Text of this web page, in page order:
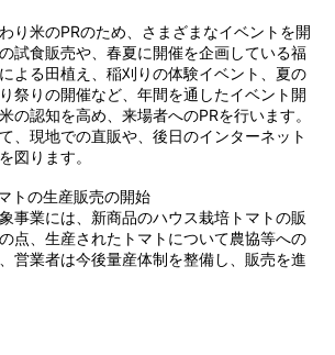
り米のPRのため、さまざまなイベントを開
試食販売や、春夏に開催を企画している福
よる田植え、稲刈りの体験イベント、夏の
祭りの開催など、年間を通したイベント開
の認知を高め、来場者へのPRを行います。
、現地での直販や、後日のインターネット
図ります。
の生産販売の開始
事業には、新商品のハウス栽培トマトの販
点、生産されたトマトについて農協等への
営業者は今後量産体制を整備し、販売を進